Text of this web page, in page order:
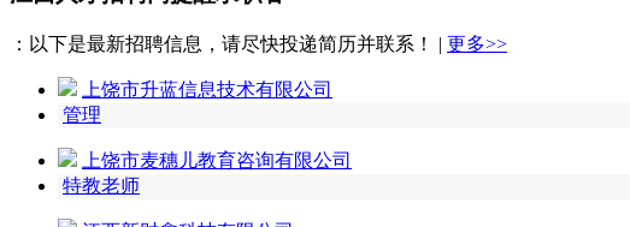
：以下是最新招聘信息，请尽快投递简历并联系！ | 更多>>
上饶市升蓝信息技术有限公司
管理
上饶市麦穗儿教育咨询有限公司
特教老师